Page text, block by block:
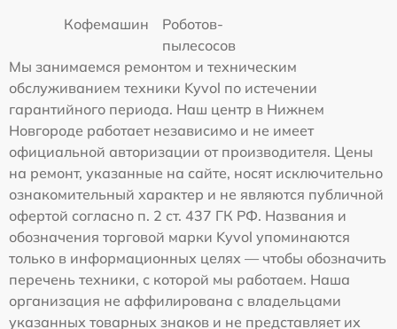
Кофемашин
Роботов-
пылесосов
Мы занимаемся ремонтом и техническим
обслуживанием техники Kyvol по истечении
гарантийного периода. Наш центр в Нижнем
Новгороде работает независимо и не имеет
официальной авторизации от производителя. Цены
на ремонт, указанные на сайте, носят исключительно
ознакомительный характер и не являются публичной
офертой согласно п. 2 ст. 437 ГК РФ. Названия и
обозначения торговой марки Kyvol упоминаются
только в информационных целях — чтобы обозначить
перечень техники, с которой мы работаем. Наша
организация не аффилирована с владельцами
указанных товарных знаков и не представляет их